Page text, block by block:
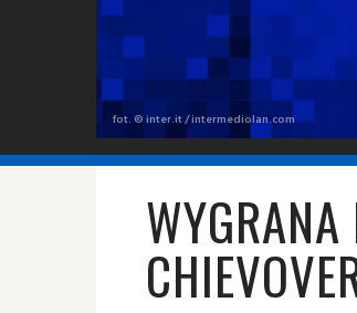
fot. © inter.it / intermediolan.com